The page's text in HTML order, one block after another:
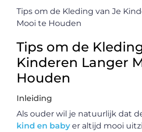
Tips om de Kleding van Je
Mooi te Houden
Tips om de
Kinderen Langer
Houden
Inleiding
Als ouder wil je natuurlijk dat
kind en baby er altijd mooi